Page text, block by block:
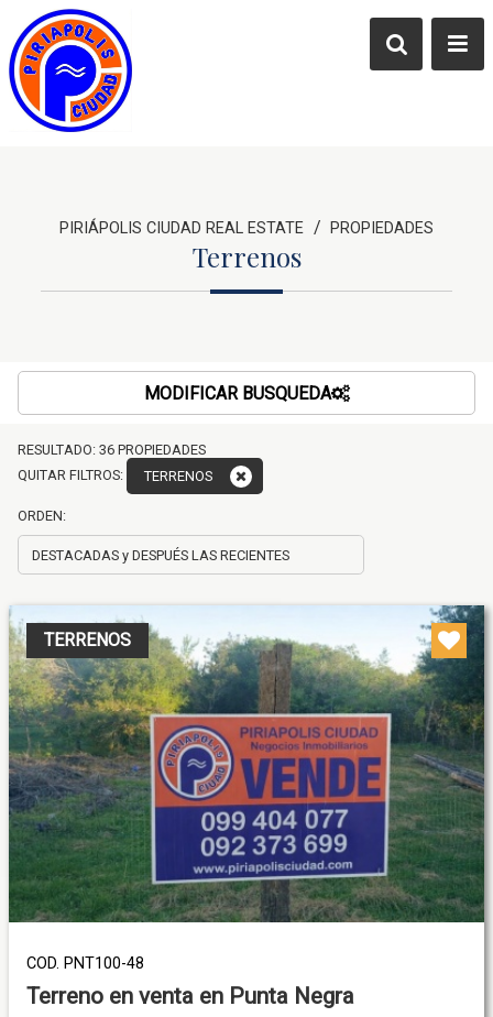
PIRIÁPOLIS CIUDAD REAL ESTATE / PROPIEDADES
Terrenos
MODIFICAR BUSQUEDA
RESULTADO: 36 PROPIEDADES
QUITAR FILTROS:
TERRENOS
ORDEN:
TERRENOS
COD. PNT100-48
Terreno en venta en Punta Negra